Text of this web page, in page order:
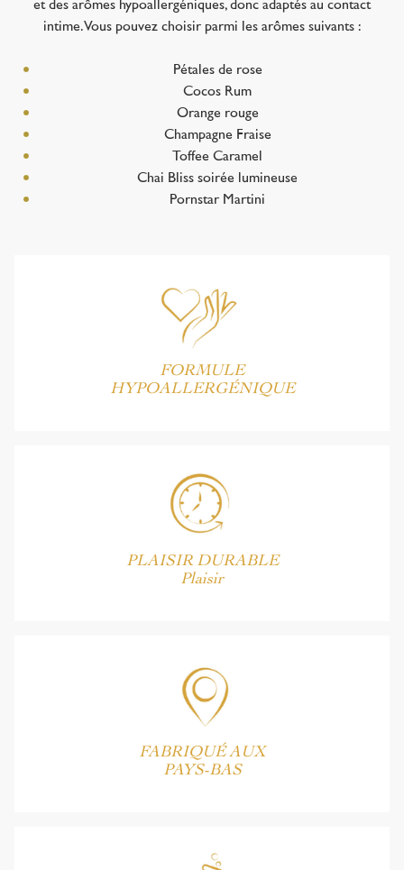
et des arômes hypoallergéniques, donc adaptés au contact
intime. Vous pouvez choisir parmi les arômes suivants :
Pétales de rose
Cocos Rum
Orange rouge
Champagne Fraise
Toffee Caramel
Chai Bliss soirée lumineuse
Pornstar Martini
FORMULE
HYPOALLERGÉNIQUE
PLAISIR DURABLE
Plaisir
FABRIQUÉ AUX
PAYS-BAS